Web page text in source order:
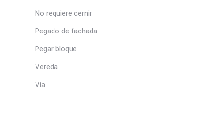
No requiere cernir
Pegado de fachada
Pegar bloque
Vereda
Vía